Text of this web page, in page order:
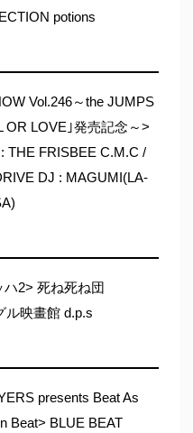
potions
Vol.246～the JUMPS
OR LOVE｣発売記念～>
THE FRISBEE C.M.C /
DJ : MAGUMI(LA-
2> 死ね死ね団
ル映畫館 d.p.s
presents Beat As
Beat> BLUE BEAT